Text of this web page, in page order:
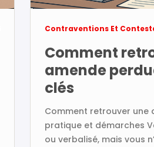
Contraventions Et
Comment
amende
clés
Comment retrouver une
pratique et démarches
ou verbalisé, mais vous